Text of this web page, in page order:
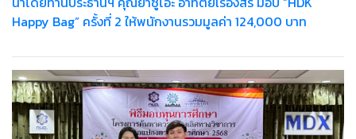
Happy Bag” ครั้งที่ 2 ให้พนักงานรวมมูลค่า 124,000 บาท